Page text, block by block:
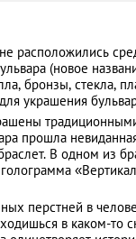
расположились
(новое
бронзы, стекла,
украшения
прошла
В одном из
перстней в
в каком-то